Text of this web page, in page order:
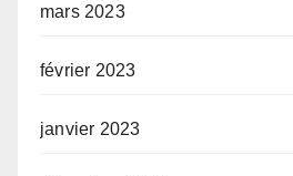
mars 2023
février 2023
janvier 2023